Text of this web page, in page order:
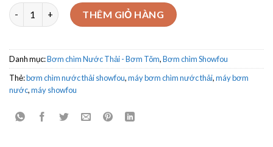
Bơm chìm nước thải Showfou Model SHm-1500F/SH-1500
THÊM GIỎ HÀNG
Danh mục:Bơm chìm Nước Thải - Bơm Tõm,Bơm chìm Showfou
Thẻ:bơm chìm nước thải showfou,máy bơm chìm nước thải,máy bơm
nước,máy showfou